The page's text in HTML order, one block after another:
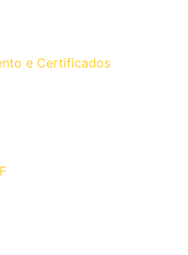
e Certificados